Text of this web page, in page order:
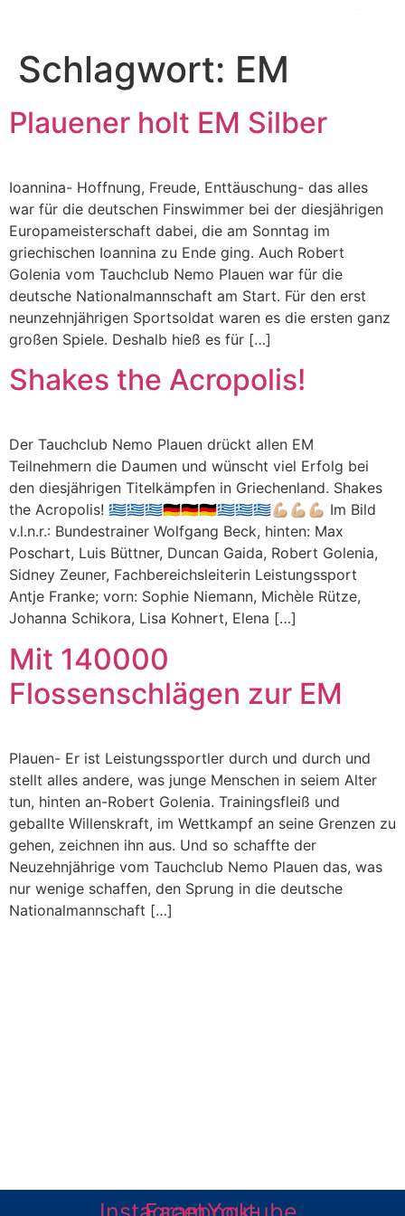
wechseln
Schlagwort: EM
Plauener holt EM Silber
Ioannina- Hoffnung, Freude, Enttäuschung- das alles
war für die deutschen Finswimmer bei der diesjährigen
Europameisterschaft dabei, die am Sonntag im
griechischen Ioannina zu Ende ging. Auch Robert
Golenia vom Tauchclub Nemo Plauen war für die
deutsche Nationalmannschaft am Start. Für den erst
neunzehnjährigen Sportsoldat waren es die ersten ganz
großen Spiele. Deshalb hieß es für […]
Shakes the Acropolis!
Der Tauchclub Nemo Plauen drückt allen EM
Teilnehmern die Daumen und wünscht viel Erfolg bei
den diesjährigen Titelkämpfen in Griechenland. Shakes
the Acropolis! 🇬🇷🇬🇷🇬🇷🇩🇪🇩🇪🇩🇪🇬🇷🇬🇷🇬🇷💪🏼💪🏼💪🏼 Im Bild
v.l.n.r.: Bundestrainer Wolfgang Beck, hinten: Max
Poschart, Luis Büttner, Duncan Gaida, Robert Golenia,
Sidney Zeuner, Fachbereichsleiterin Leistungssport
Antje Franke; vorn: Sophie Niemann, Michèle Rütze,
Johanna Schikora, Lisa Kohnert, Elena […]
Mit 140000
Flossenschlägen zur EM
Plauen- Er ist Leistungssportler durch und durch und
stellt alles andere, was junge Menschen in seiem Alter
tun, hinten an-Robert Golenia. Trainingsfleiß und
geballte Willenskraft, im Wettkampf an seine Grenzen zu
gehen, zeichnen ihn aus. Und so schaffte der
Neuzehnjährige vom Tauchclub Nemo Plauen das, was
nur wenige schaffen, den Sprung in die deutsche
Nationalmannschaft […]